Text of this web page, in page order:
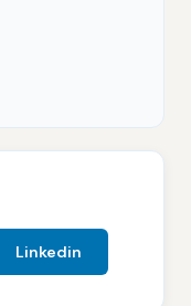
Linkedin